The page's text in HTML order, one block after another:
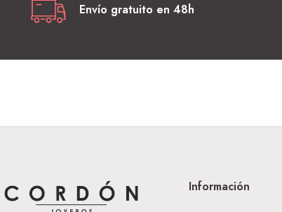
Envío gratuito en 48h
Información